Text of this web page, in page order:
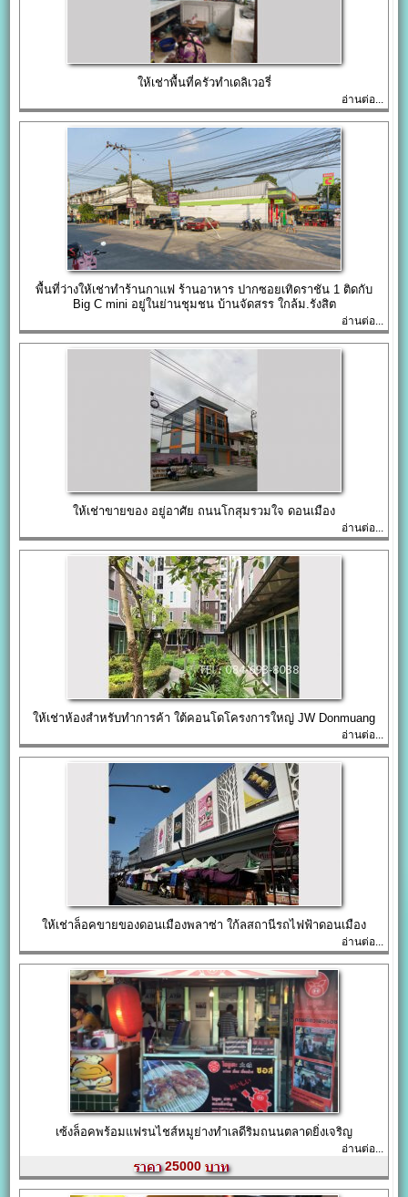
ให้เช่าพื้นที่ครัวทำเดลิเวอรี่
อ่านต่อ...
พื้นที่ว่างให้เช่าทำร้านกาแฟ ร้านอาหาร ปากซอยเทิดราชัน 1 ติดกับ
Big C mini อยู่ในย่านชุมชน บ้านจัดสรร ใกล้ม.รังสิต
อ่านต่อ...
ให้เช่าขายของ อยู่อาศัย ถนนโกสุมรวมใจ ดอนเมือง
อ่านต่อ...
ให้เช่าห้องสำหรับทำการค้า ใต้คอนโดโครงการใหญ่ JW Donmuang
อ่านต่อ...
ให้เช่าล็อคขายของดอนเมืองพลาซ่า ใก้ลสถานีรถไฟฟ้าดอนเมือง
อ่านต่อ...
เซ้งล็อคพร้อมแฟรนไชส์หมูย่างทำเลดีริมถนนตลาดยิ่งเจริญ
อ่านต่อ...
25000